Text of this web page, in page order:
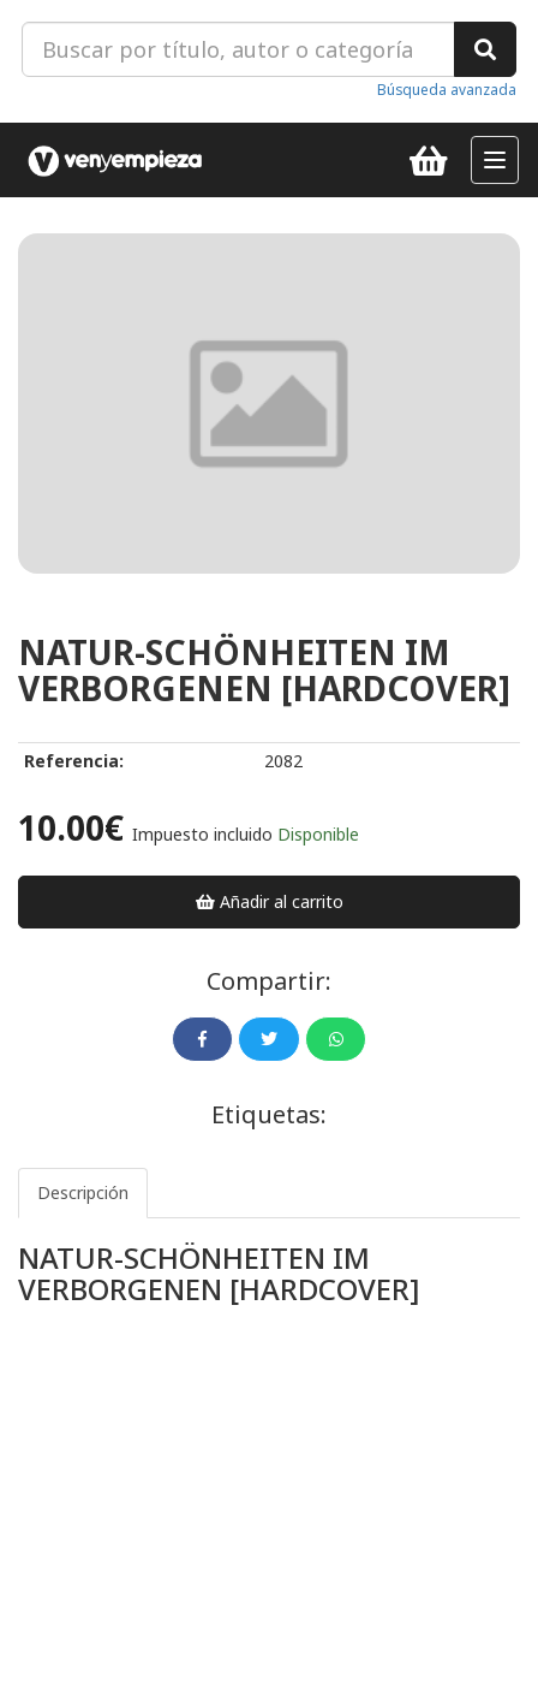
Búsqueda avanzada
NATUR-SCHÖNHEITEN IM
VERBORGENEN [HARDCOVER]
Referencia: 2082
10.00€ Impuesto incluido Disponible
Añadir al carrito
Compartir:
Etiquetas:
Descripción
NATUR-SCHÖNHEITEN IM
VERBORGENEN [HARDCOVER]